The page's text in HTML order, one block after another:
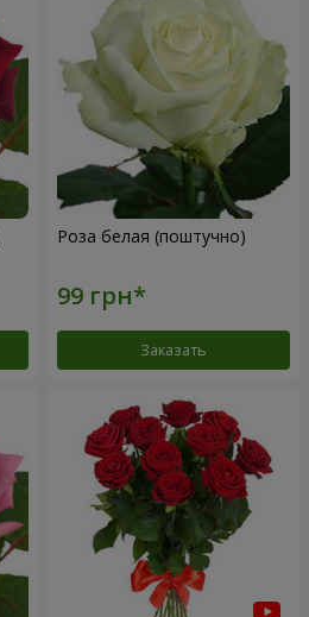
Роза белая (поштучно)
Заказать